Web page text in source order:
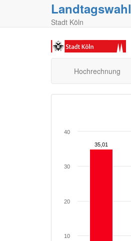
Landtagswahl
Stadt Köln
Hochrechnung
35,01
35,01
10
20
30
40